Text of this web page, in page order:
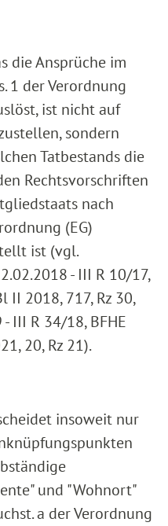
die Ansprüche im
1 der Verordnung
ist nicht auf
sondern
Tatbestands die
Rechtsvorschriften
nach
(EG)
ist (vgl.
- III R 10/17,
II 2018, 717, Rz 30,
III R 34/18, BFHE
20, Rz 21).
insoweit nur
und "Wohnort"
a der Verordnung